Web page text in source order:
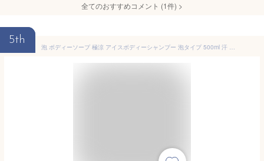
全てのおすすめコメント (1件) >
5th
泡 ボディーソープ 極涼 アイスボディーシャンプー 泡タイプ 500ml 汗 ベタつき スッキリ 夏 熱い ニオイ 洗浄 爽快 メントール ニオイ対策 クエン酸 クリーミー 肌 泡ソープ 【基本宅配便送料無料】